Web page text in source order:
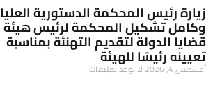
زيارة رئيس المحكمة الدستورية العليا
وكامل تشكيل المحكمة لرئيس هيئة
قضايا الدولة لتقديم التهنئة بمناسبة
تعيينه رئيسًا للهيئة
أغسطس 4, 2026 لا توجد تعليقات